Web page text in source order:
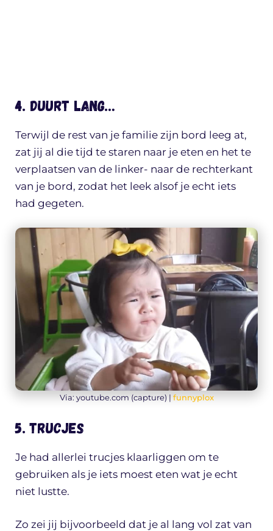
4. Duurt lang…
Terwijl de rest van je familie zijn bord leeg at,
zat jij al die tijd te staren naar je eten en het te
verplaatsen van de linker- naar de rechterkant
van je bord, zodat het leek alsof je echt iets
had gegeten.
Via: youtube.com (capture) | funnyplox
5. Trucjes
Je had allerlei trucjes klaarliggen om te
gebruiken als je iets moest eten wat je echt
niet lustte.
Zo zei jij bijvoorbeeld dat je al lang vol zat van